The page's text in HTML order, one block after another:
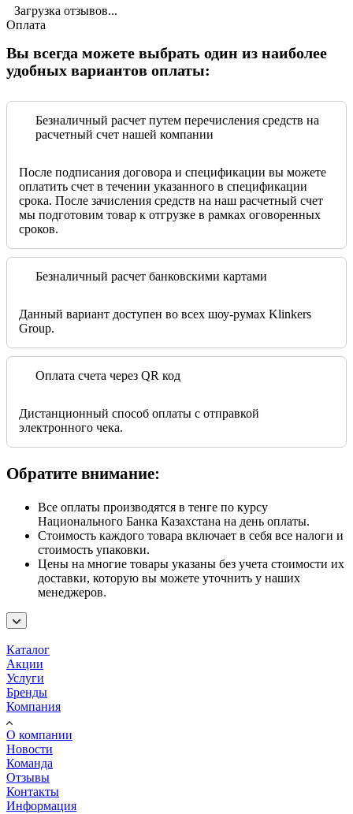
Загрузка отзывов...
Оплата
Вы всегда можете выбрать один из наиболее
удобных вариантов оплаты:
Безналичный расчет путем перечисления средств на
расчетный счет нашей компании
После подписания договора и спецификации вы можете
оплатить счет в течении указанного в спецификации
срока. После зачисления средств на наш расчетный счет
мы подготовим товар к отгрузке в рамках оговоренных
сроков.
Безналичный расчет банковскими картами
Данный вариант доступен во всех шоу-румах Klinkers
Group.
Оплата счета через QR код
Дистанционный способ оплаты с отправкой
электронного чека.
Обратите внимание:
Все оплаты производятся в тенге по курсу
Национального Банка Казахстана на день оплаты.
Стоимость каждого товара включает в себя все налоги и
стоимость упаковки.
Цены на многие товары указаны без учета стоимости их
доставки, которую вы можете уточнить у наших
менеджеров.
Каталог
Акции
Услуги
Бренды
Компания
О компании
Новости
Команда
Отзывы
Контакты
Информация